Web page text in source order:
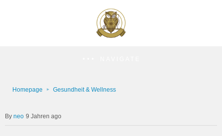
Homepage Gesundheit & Wellness
neo 9 Jahren ago